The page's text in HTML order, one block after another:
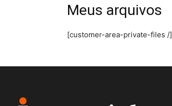
Meus arquivos
[customer-area-private-files /]